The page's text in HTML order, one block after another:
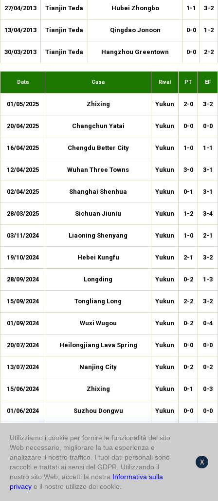
27/04/2013 Tianjin Teda Hubei Zhongbo 1-1 3-2
13/04/2013 Tianjin Teda Qingdao Jonoon 0-0 1-2
30/03/2013 Tianjin Teda Hangzhou Greentown 0-0 2-2
Data Casa Rival PT EF
01/05/2025 Zhixing Yukun 2-0 3-2
20/04/2025 Changchun Yatai Yukun 0-0 0-0
16/04/2025 Chengdu Better City Yukun 1-0 1-1
12/04/2025 Wuhan Three Towns Yukun 3-0 3-1
02/04/2025 Shanghai Shenhua Yukun 0-1 3-1
28/03/2025 Sichuan Jiuniu Yukun 1-2 3-4
03/11/2024 Liaoning Shenyang Yukun 1-0 2-1
19/10/2024 Hebei Kungfu Yukun 2-1 3-2
28/09/2024 Longding Yukun 0-2 1-3
15/09/2024 Tongliang Long Yukun 2-2 3-2
01/09/2024 Wuxi Wugou Yukun 0-2 0-4
20/07/2024 Heilongjiang Lava Spring Yukun 0-0 0-0
13/07/2024 Nanjing City Yukun 0-2 0-2
15/06/2024 Zhixing Yukun 0-1 0-3
01/06/2024 Suzhou Dongwu Yukun 0-0 0-0
04/05/2024 Red Lions Yukun 2-3
01/05/2024 Guangxi Baoyun Yukun
Utilizziamo i cookie per fornire le funzionalità del sito
Web necessarie, migliorare la tua esperienza e
analizzare il nostro traffico. I tuoi dati personali sono
raccolti e trattati ai sensi del GDPR. Utilizzando il
nostro sito Web, accetti la nostra Informativa sulla
privacy e il nostro utilizzo dei cookie.
X